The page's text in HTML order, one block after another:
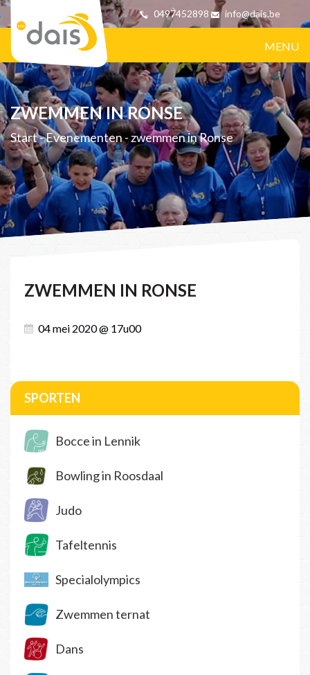
0497452898 info@dais.be
MENU
ZWEMMEN IN RONSE
Start-Evenementen-zwemmen in Ronse
ZWEMMEN IN RONSE
04 mei 2020 @ 17u00
SPORTEN
Bocce in Lennik
Bowling in Roosdaal
Judo
Tafeltennis
Specialolympics
Zwemmen ternat
Dans